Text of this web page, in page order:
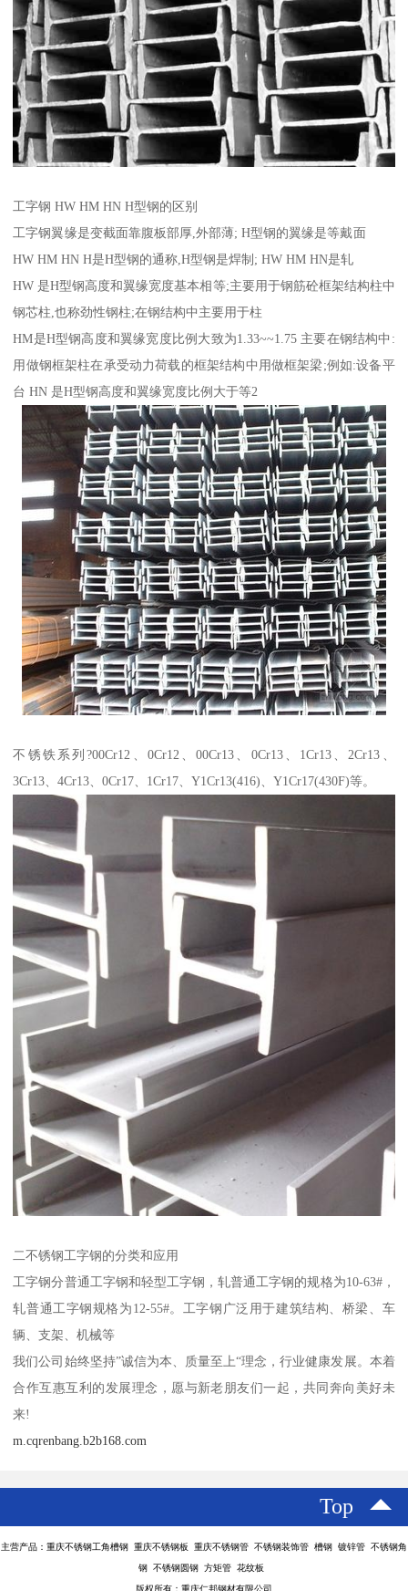
工字钢 HW HM HN H型钢的区别
工字钢翼缘是变截面靠腹板部厚,外部薄; H型钢的翼缘是等戴面
HW HM HN H是H型钢的通称,H型钢是焊制; HW HM HN是轧
HW 是H型钢高度和翼缘宽度基本相等;主要用于钢筋砼框架结构柱中
钢芯柱,也称劲性钢柱;在钢结构中主要用于柱
HM是H型钢高度和翼缘宽度比例大致为1.33~~1.75 主要在钢结构中:
用做钢框架柱在承受动力荷载的框架结构中用做框架梁;例如:设备平
台 HN 是H型钢高度和翼缘宽度比例大于等2
不锈铁系列?00Cr12、0Cr12、00Cr13、0Cr13、1Cr13、2Cr13、
3Cr13、4Cr13、0Cr17、1Cr17、Y1Cr13(416)、Y1Cr17(430F)等。
二不锈钢工字钢的分类和应用
工字钢分普通工字钢和轻型工字钢，轧普通工字钢的规格为10-63#，
轧普通工字钢规格为12-55#。工字钢广泛用于建筑结构、桥梁、车
辆、支架、机械等
我们公司始终坚持”诚信为本、质量至上“理念，行业健康发展。本着
合作互惠互利的发展理念，愿与新老朋友们一起，共同奔向美好未
来!
m.cqrenbang.b2b168.com
Top
主营产品：重庆不锈钢工角槽钢 重庆不锈钢板 重庆不锈钢管 不锈钢装饰管 槽钢 镀锌管 不锈钢角
钢 不锈钢圆钢 方矩管 花纹板
版权所有：重庆仁邦钢材有限公司